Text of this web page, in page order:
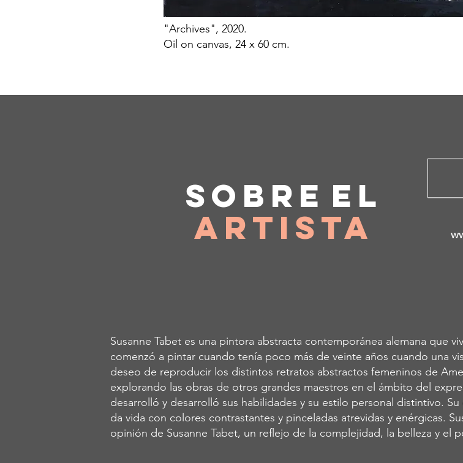
"Archives", 2020.
Oil on canvas, 24 x 60 cm.
Sobre el
Artista
Susanne Tabet es una pintora abstracta contemporánea alemana que
comenzó a pintar cuando tenía poco más de veinte años cuando una
deseo de reproducir los distintos retratos abstractos femeninos de
explorando las obras de otros grandes maestros en el ámbito del
desarrolló y desarrolló sus habilidades y su estilo personal distintivo.
da vida con colores contrastantes y pinceladas atrevidas y enérgicas.
opinión de Susanne Tabet, un reflejo de la complejidad, la belleza y el